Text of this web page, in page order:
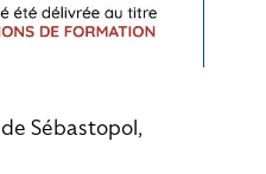
Sébastopol,